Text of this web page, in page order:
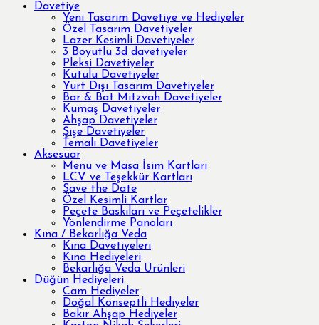
Davetiye
Yeni Tasarım Davetiye ve Hediyeler
Özel Tasarım Davetiyeler
Lazer Kesimli Davetiyeler
3 Boyutlu 3d davetiyeler
Pleksi Davetiyeler
Kutulu Davetiyeler
Yurt Dışı Tasarım Davetiyeler
Bar & Bat Mitzvah Davetiyeler
Kumaş Davetiyeler
Ahşap Davetiyeler
Şişe Davetiyeler
Temalı Davetiyeler
Aksesuar
Menü ve Masa İsim Kartları
LCV ve Teşekkür Kartları
Save the Date
Özel Kesimli Kartlar
Peçete Baskıları ve Peçetelikler
Yönlendirme Panoları
Kına / Bekarlığa Veda
Kına Davetiyeleri
Kına Hediyeleri
Bekarlığa Veda Ürünleri
Düğün Hediyeleri
Cam Hediyeler
Doğal Konseptli Hediyeler
Bakır Ahşap Hediyeler